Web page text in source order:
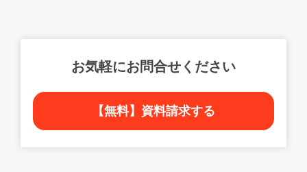
お気軽にお問合せください
【無料】資料請求する